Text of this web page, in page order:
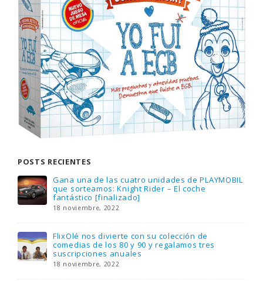
POSTS RECIENTES
Gana una de las cuatro unidades de PLAYMOBIL
que sorteamos: Knight Rider – El coche
fantástico [finalizado]
18 noviembre, 2022
FlixOlé nos divierte con su colección de
comedias de los 80 y 90 y regalamos tres
suscripciones anuales
18 noviembre, 2022